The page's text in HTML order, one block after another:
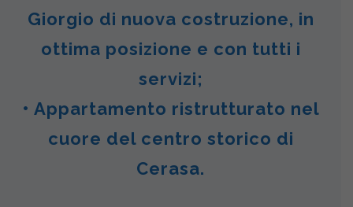
Giorgio di nuova costruzione, in
ottima posizione e con tutti i
servizi;
• Appartamento ristrutturato nel
cuore del centro storico di
Cerasa.